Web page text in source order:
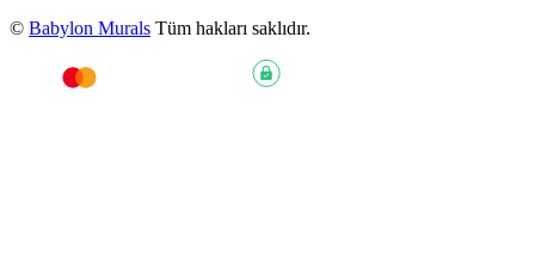
© Babylon Murals Tüm hakları saklıdır.